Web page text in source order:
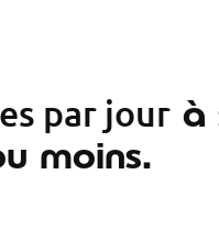
par jour à
moins.